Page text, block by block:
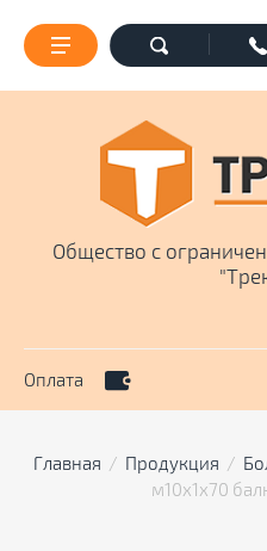
Оплата
Общество с
Главная
  /
Продукция
  /
м10х1х70